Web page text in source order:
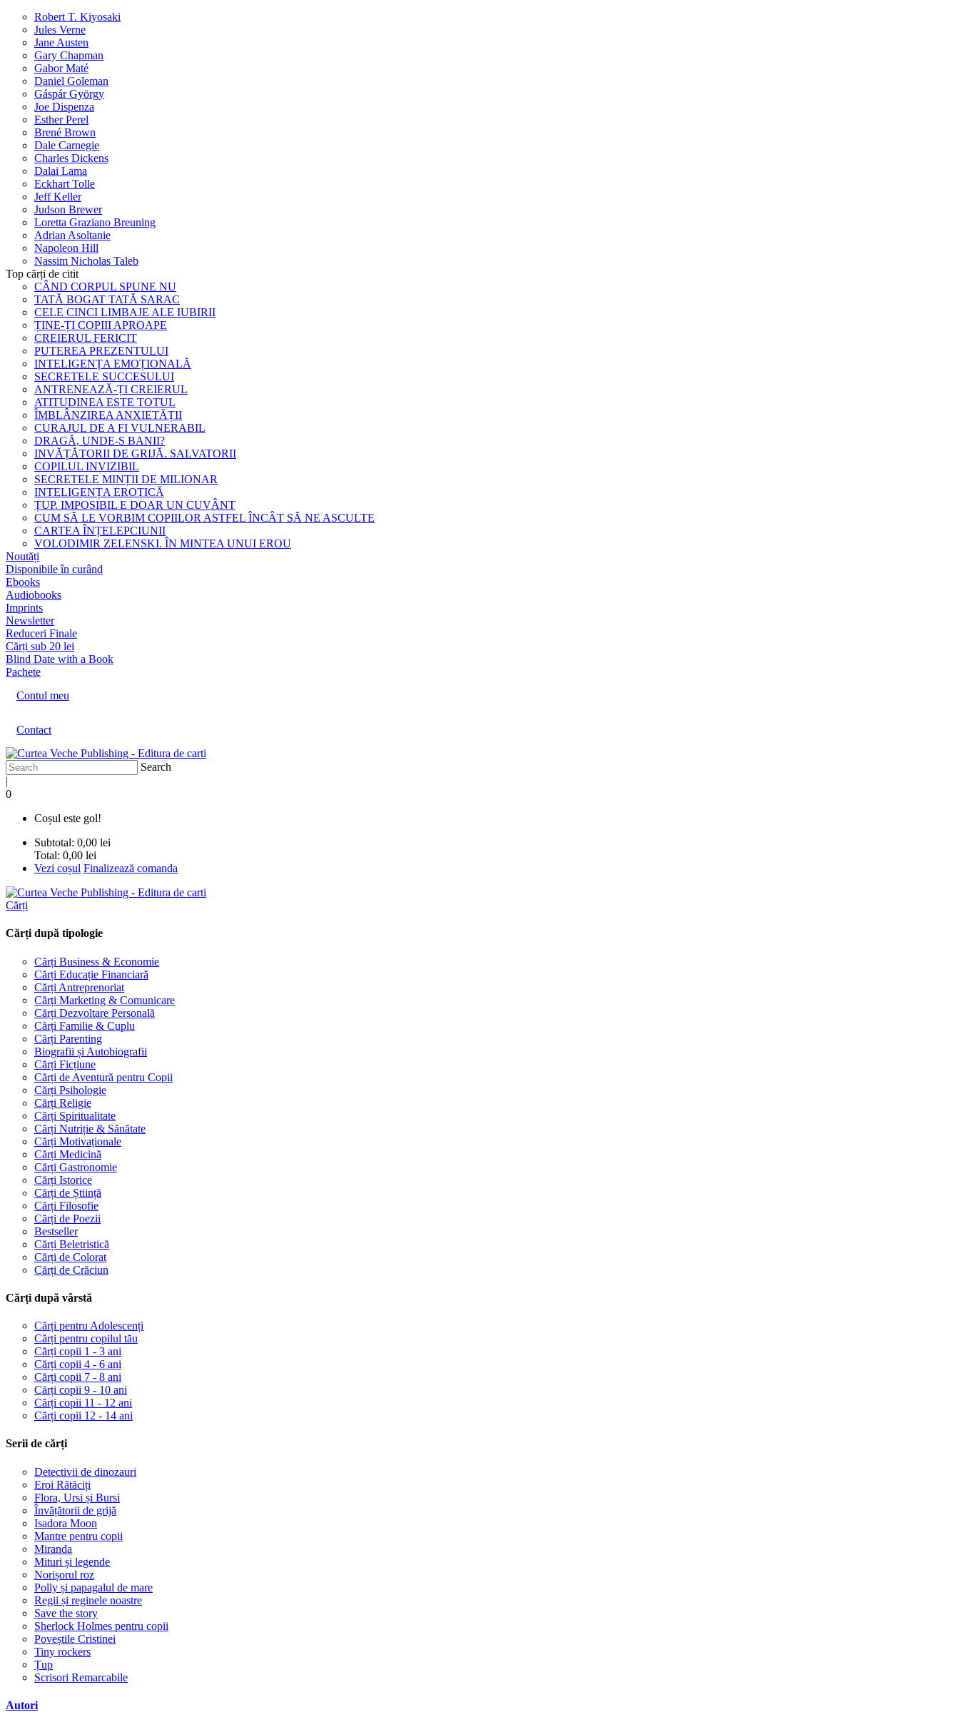
Robert T. Kiyosaki
Jules Verne
Jane Austen
Gary Chapman
Gabor Maté
Daniel Goleman
Gáspár György
Joe Dispenza
Esther Perel
Brené Brown
Dale Carnegie
Charles Dickens
Dalai Lama
Eckhart Tolle
Jeff Keller
Judson Brewer
Loretta Graziano Breuning
Adrian Asoltanie
Napoleon Hill
Nassim Nicholas Taleb
Top cărți de citit
CÂND CORPUL SPUNE NU
TATĂ BOGAT TATĂ SARAC
CELE CINCI LIMBAJE ALE IUBIRII
ȚINE-ȚI COPIII APROAPE
CREIERUL FERICIT
PUTEREA PREZENTULUI
INTELIGENȚA EMOȚIONALĂ
SECRETELE SUCCESULUI
ANTRENEAZĂ-ȚI CREIERUL
ATITUDINEA ESTE TOTUL
ÎMBLÂNZIREA ANXIETĂȚII
CURAJUL DE A FI VULNERABIL
DRAGĂ, UNDE-S BANII?
INVĂȚĂTORII DE GRIJĂ. SALVATORII
COPILUL INVIZIBIL
SECRETELE MINȚII DE MILIONAR
INTELIGENȚA EROTICĂ
ȚUP. IMPOSIBIL E DOAR UN CUVÂNT
CUM SĂ LE VORBIM COPIILOR ASTFEL ÎNCÂT SĂ NE ASCULTE
CARTEA ÎNȚELEPCIUNII
VOLODIMIR ZELENSKI. ÎN MINTEA UNUI EROU
Noutăți
Disponibile în curând
Ebooks
Audiobooks
Imprints
Newsletter
Reduceri Finale
Cărți sub 20 lei
Blind Date with a Book
Pachete
Contul meu
Contact
Search
|
0
Coșul este gol!
Subtotal: 0,00 lei
Total: 0,00 lei
Vezi coșul Finalizează comanda
Cărți
Cărți după tipologie
Cărți Business & Economie
Cărți Educație Financiară
Cărți Antreprenoriat
Cărți Marketing & Comunicare
Cărți Dezvoltare Personală
Cărți Familie & Cuplu
Cărți Parenting
Biografii și Autobiografii
Cărți Ficțiune
Cărți de Aventură pentru Copii
Cărți Psihologie
Cărți Religie
Cărți Spiritualitate
Cărți Nutriție & Sănătate
Cărți Motivaționale
Cărți Medicină
Cărți Gastronomie
Cărți Istorice
Cărți de Știință
Cărți Filosofie
Cărți de Poezii
Bestseller
Cărți Beletristică
Cărți de Colorat
Cărți de Crăciun
Cărți după vârstă
Cărți pentru Adolescenți
Cărți pentru copilul tău
Cărți copii 1 - 3 ani
Cărți copii 4 - 6 ani
Cărți copii 7 - 8 ani
Cărți copii 9 - 10 ani
Cărți copii 11 - 12 ani
Cărți copii 12 - 14 ani
Serii de cărți
Detectivii de dinozauri
Eroi Rătăciți
Flora, Ursi și Bursi
Învățătorii de grijă
Isadora Moon
Mantre pentru copii
Miranda
Mituri și legende
Norișorul roz
Polly și papagalul de mare
Regii și reginele noastre
Save the story
Sherlock Holmes pentru copii
Poveștile Cristinei
Tiny rockers
Țup
Scrisori Remarcabile
Autori